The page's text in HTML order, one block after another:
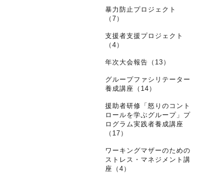
暴力防止プロジェクト
（7）
支援者支援プロジェクト
（4）
年次大会報告（13）
グループファシリテーター
養成講座（14）
援助者研修「怒りのコント
ロールを学ぶグループ」プ
ログラム実践者養成講座
（17）
ワーキングマザーのための
ストレス・マネジメント講
座（4）